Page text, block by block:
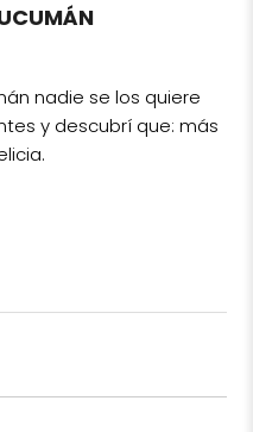
nadie se los quiere
y descubrí que: más